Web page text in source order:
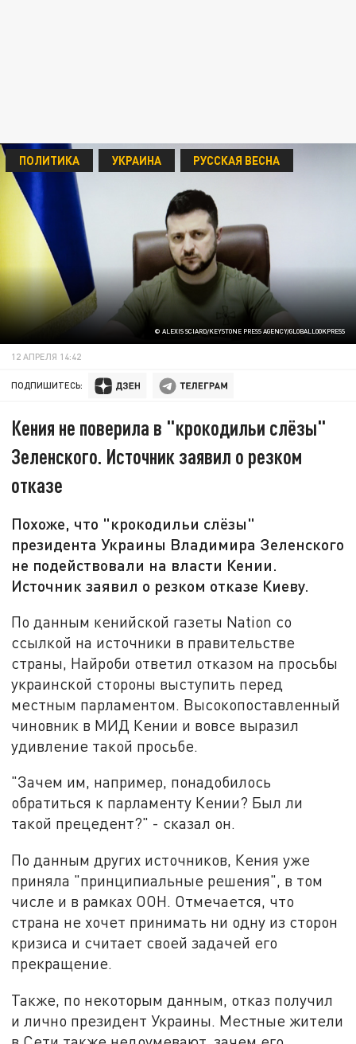
© ALEXIS SCIARD/KEYSTONE PRESS AGENCY/GLOBALLOOKPRESS
ПОЛИТИКА УКРАИНА РУССКАЯ ВЕСНА
12 АПРЕЛЯ 14:42
ПОДПИШИТЕСЬ:
Кения не поверила в "крокодильи слёзы"
Зеленского. Источник заявил о резком
отказе
Похоже, что "крокодильи слёзы"
президента Украины Владимира Зеленского
не подействовали на власти Кении.
Источник заявил о резком отказе Киеву.
По данным кенийской газеты Nation со
ссылкой на источники в правительстве
страны, Найроби ответил отказом на просьбы
украинской стороны выступить перед
местным парламентом. Высокопоставленный
чиновник в МИД Кении и вовсе выразил
удивление такой просьбе.
"Зачем им, например, понадобилось
обратиться к парламенту Кении? Был ли
такой прецедент?" - сказал он.
По данным других источников, Кения уже
приняла "принципиальные решения", в том
числе и в рамках ООН. Отмечается, что
страна не хочет принимать ни одну из сторон
кризиса и считает своей задачей его
прекращение.
Также, по некоторым данным, отказ получил
и лично президент Украины. Местные жители